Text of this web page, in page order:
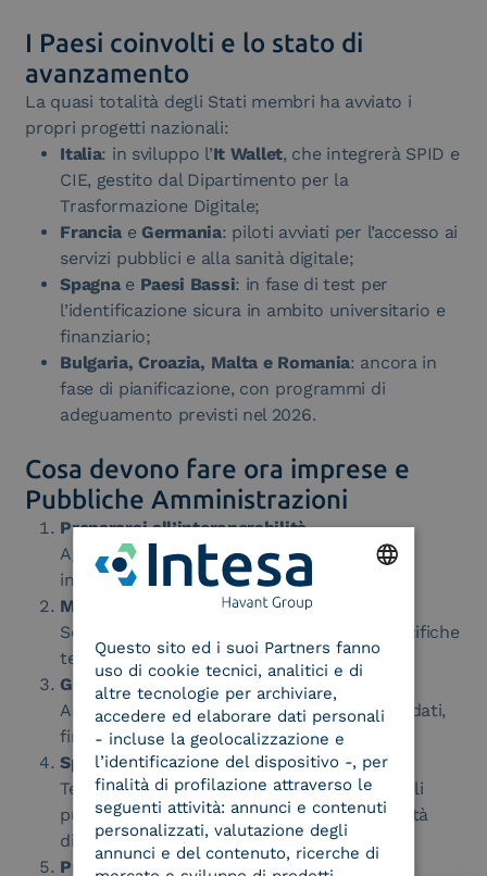
I Paesi coinvolti e lo stato di
avanzamento
La quasi totalità degli Stati membri ha avviato i
propri progetti nazionali:
Italia: in sviluppo l’It Wallet, che integrerà SPID e
CIE, gestito dal Dipartimento per la
Trasformazione Digitale;
Francia eGermania: piloti avviati per l’accesso ai
servizi pubblici e alla sanità digitale;
Spagnae Paesi Bassi: in fase di test per
l’identificazione sicura in ambito universitario e
finanziario;
Bulgaria, Croazia, Malta e Romania: ancora in
fase di pianificazione, con programmi di
adeguamento previsti nel 2026.
Cosa devono fare ora imprese e
Pubbliche Amministrazioni
Prepararsi all’interoperabilità
Aggiornare i sistemi di autenticazione per
integrare le future API del wallet europeo.
Monitorare le normative europee
Seguire i nuovi Implementing Acts e le specifiche
tecniche ufficiali della Commissione.
Garantire la compliance eIDAS 2.0
Adeguare le procedure interne di gestione dati,
firma elettronica e autenticazione.
Sperimentare use case concreti
Testare applicazioni pilota: accesso a portali
pubblici,onboarding clienti, gestione identità
digitali per servizi B2B.
Promuovere la cultura digitale
ITALIAN
Questo sito ed i suoi Partners fanno
uso di cookie tecnici, analitici e di
altre tecnologie per archiviare,
accedere ed elaborare dati personali
- incluse la geolocalizzazione e
l’identificazione del dispositivo -, per
finalità di profilazione attraverso le
seguenti attività: annunci e contenuti
personalizzati, valutazione degli
annunci e del contenuto, ricerche di